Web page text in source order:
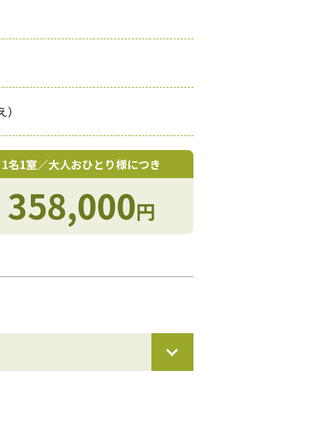
1名1室／大人おひとり様につき
358,000円